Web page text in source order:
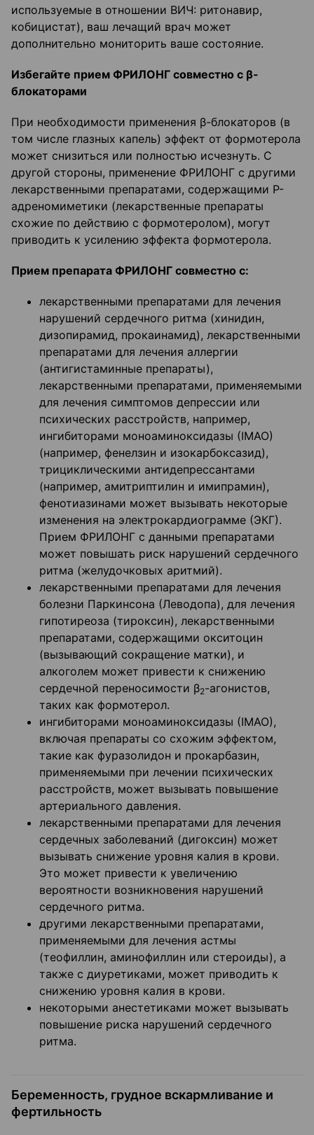
используемые в отношении ВИЧ: ритонавир,
кобицистат), ваш лечащий врач может
дополнительно мониторить ваше состояние.
Избегайте прием ФРИЛОНГ совместно с β-
блокаторами
При необходимости применения β-блокаторов (в
том числе глазных капель) эффект от формотерола
может снизиться или полностью исчезнуть. С
другой стороны, применение ФРИЛОНГ с другими
лекарственными препаратами, содержащими Р-
адреномиметики (лекарственные препараты
схожие по действию с формотеролом), могут
приводить к усилению эффекта формотерола.
Прием препарата ФРИЛОНГ совместно с:
лекарственными препаратами для лечения
нарушений сердечного ритма (хинидин,
дизопирамид, прокаинамид), лекарственными
препаратами для лечения аллергии
(антигистаминные препараты),
лекарственными препаратами, применяемыми
для лечения симптомов депрессии или
психических расстройств, например,
ингибиторами моноаминоксидазы (ІМАО)
(например, фенелзин и изокарбоксазид),
трициклическими антидепрессантами
(например, амитриптилин и имипрамин),
фенотиазинами может вызывать некоторые
изменения на электрокардиограмме (ЭКГ).
Прием ФРИЛОНГ с данными препаратами
может повышать риск нарушений сердечного
ритма (желудочковых аритмий).
лекарственными препаратами для лечения
болезни Паркинсона (Леводопа), для лечения
гипотиреоза (тироксин), лекарственными
препаратами, содержащими окситоцин
(вызывающий сокращение матки), и
алкоголем может привести к снижению
сердечной переносимости β2-агонистов,
таких как формотерол.
ингибиторами моноаминоксидазы (ІМАО),
включая препараты со схожим эффектом,
такие как фуразолидон и прокарбазин,
применяемыми при лечении психических
расстройств, может вызывать повышение
артериального давления.
лекарственными препаратами для лечения
сердечных заболеваний (дигоксин) может
вызывать снижение уровня калия в крови.
Это может привести к увеличению
вероятности возникновения нарушений
сердечного ритма.
другими лекарственными препаратами,
применяемыми для лечения астмы
(теофиллин, аминофиллин или стероиды), а
также с диуретиками, может приводить к
снижению уровня калия в крови.
некоторыми анестетиками может вызывать
повышение риска нарушений сердечного
ритма.
Беременность, грудное вскармливание и
фертильность